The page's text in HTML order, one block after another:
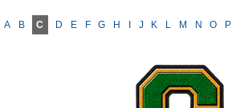
A B C D E F G H J K L M N O P